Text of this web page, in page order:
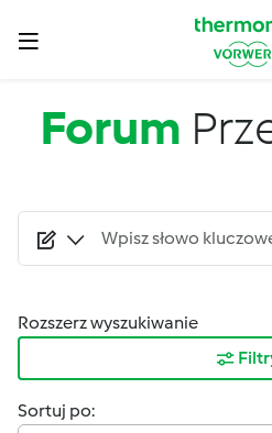
Forum
Rozszerz wyszukiwanie
Sortuj po: